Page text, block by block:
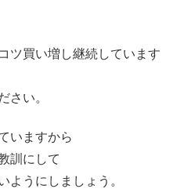
ツ買い増し継続しています
さい。
いますから
訓にして
ようにしましょう。